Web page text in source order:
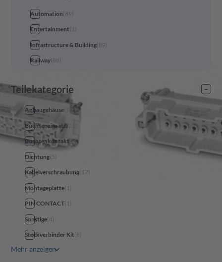
Automation(89)
Entertainment( 1)
Infrastructure & Building(89)
Railway(88)
Teilekategorie
Anbaugehäuse(
Buchseneinsatz(
Buchsenkontakt(8)
Dichtung(5)
Kabelverschraubung( 17)
Montageplatte( 1 )
PIN CONTACT( 1)
Sonstige(4)
Steckverbinder Kit(8)
Mehr anzeigen